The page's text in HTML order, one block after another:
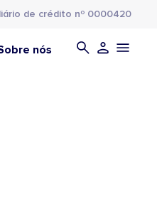
de crédito nº 0000420
nós